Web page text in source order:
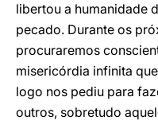
libertou a humanidade
pecado. Durante os
procuraremos
misericórdia infinita
logo nos pediu para
outros, sobretudo